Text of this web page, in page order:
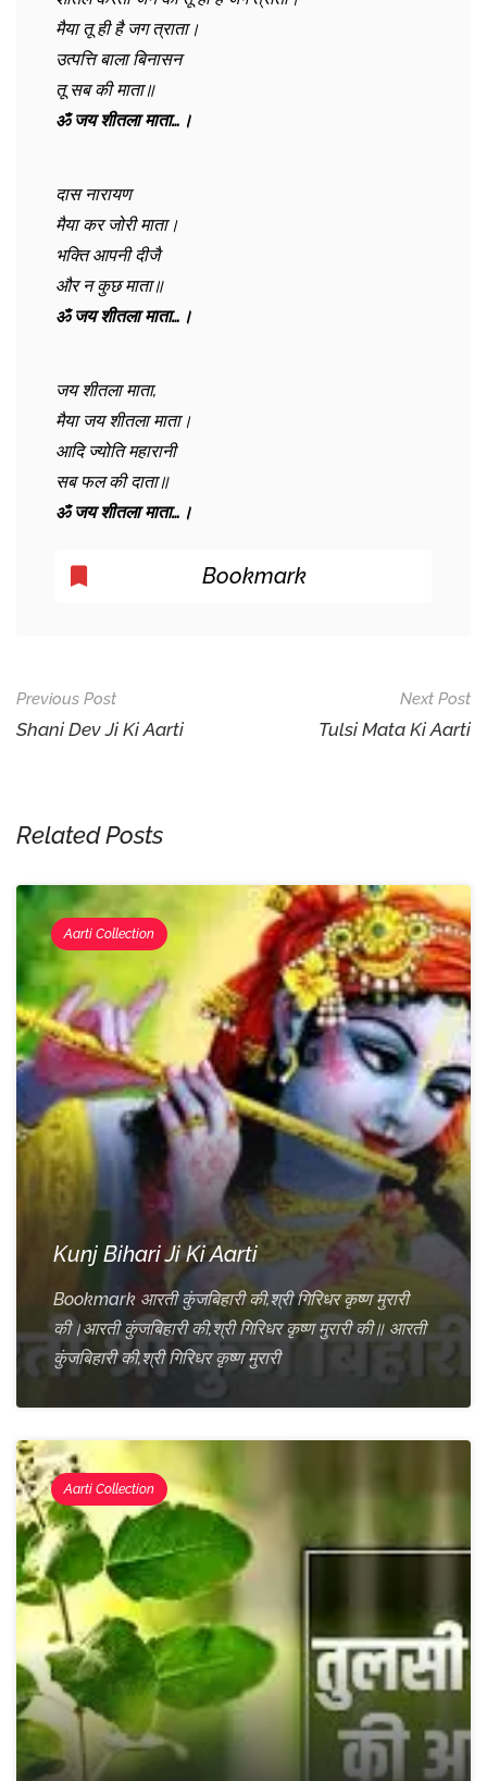
मैया तू ही है जग त्राता।
उत्पत्ति बाला बिनासन
तू सब की माता॥
ॐ जय शीतला माता…।
दास नारायण
मैया कर जोरी माता।
भक्ति आपनी दीजै
और न कुछ माता॥
ॐ जय शीतला माता…।
जय शीतला माता,
मैया जय शीतला माता।
आदि ज्योति महारानी
सब फल की दाता॥
ॐ जय शीतला माता…।
Bookmark
Post
Navigation
Previous Post
Shani Dev Ji Ki Aarti
Next Post
Tulsi Mata Ki Aarti
Related Posts
Aarti Collection
Kunj Bihari Ji Ki Aarti
Bookmark आरती कुंजबिहारी की,श्री गिरिधर कृष्ण मुरारी
की।आरती कुंजबिहारी की,श्री गिरिधर कृष्ण मुरारी की॥ आरती
कुंजबिहारी की,श्री गिरिधर कृष्ण मुरारी
Aarti Collection